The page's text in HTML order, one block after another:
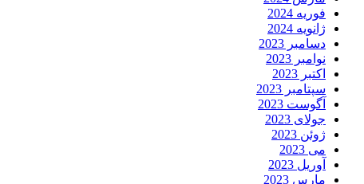
فوریه 2024
ژانویه 2024
دسامبر 2023
نوامبر 2023
اکتبر 2023
سپتامبر 2023
آگوست 2023
جولای 2023
ژوئن 2023
می 2023
آوریل 2023
مارس 2023